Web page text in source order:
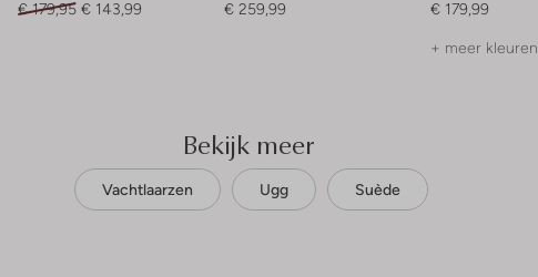
€ 179,95 € 143,99
€ 259,99
€ 179,99
+ meer kleuren
Bekijk meer
Vachtlaarzen Ugg Suède